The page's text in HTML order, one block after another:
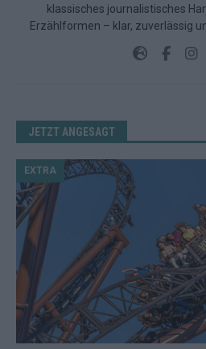
klassisches journalistisches
Erzählformen – klar, zuverlässig
JETZT ANGESAGT
EXTRA